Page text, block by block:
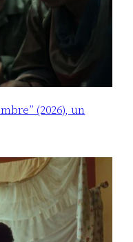
(2026), un